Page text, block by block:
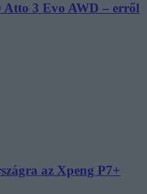
3 Evo AWD – erről
az Xpeng P7+